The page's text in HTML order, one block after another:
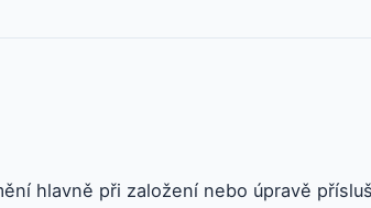
hlavně při založení nebo úpravě